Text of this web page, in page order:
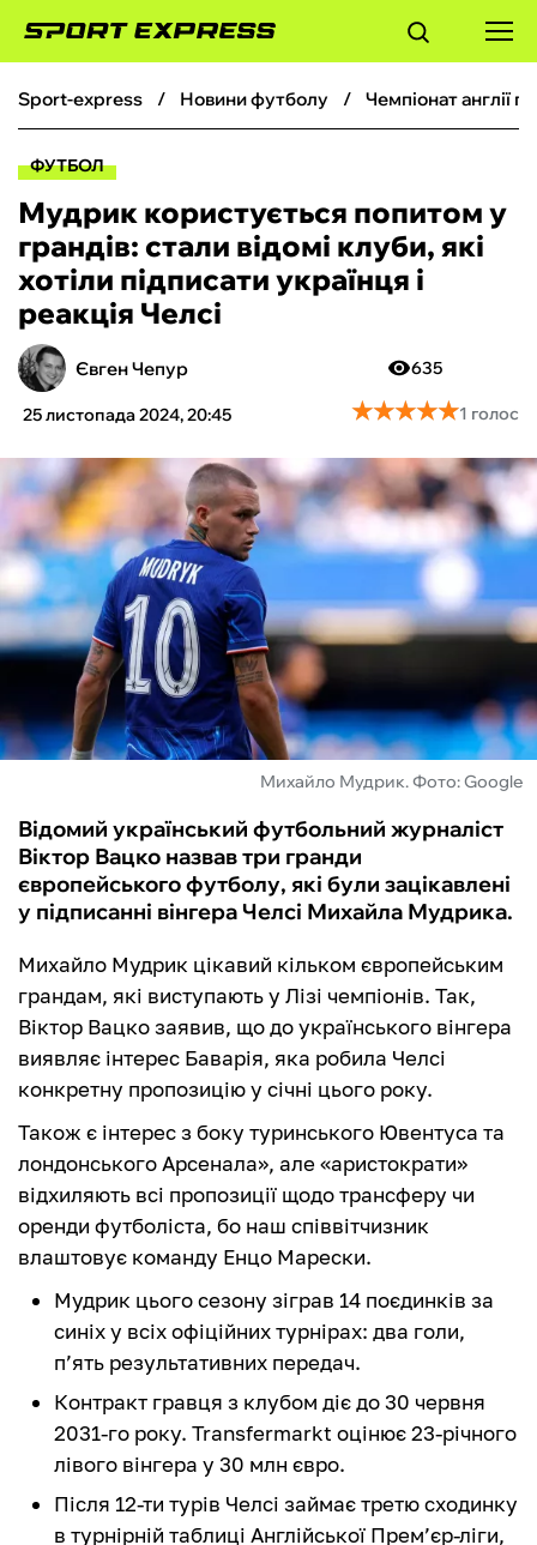
ФУТБОЛ
БОКС
ХОКЕЙ
ТЕНІС
КІБЕРСПОРТ
ЧС-2026
ФУТЗАЛ
ІНШІ
БУКМЕКЕРИ
sport-express новини футболу чемпіонат англії
ФУТБОЛ
Мудрик користується попитом у
грандів: стали відомі клуби, які
хотіли підписати українця і
реакція Челсі
Євген Чепур
25 листопада 2024, 20:45
635
★★★★★
★★★★★1 голос
Михайло Мудрик. Фото: Google
Відомий український футбольний журналіст
Віктор Вацко назвав три гранди
європейського футболу, які були зацікавлені
у підписанні вінгера Челсі Михайла Мудрика.
Михайло Мудрик цікавий кільком європейським
грандам, які виступають у Лізі чемпіонів. Так,
Віктор Вацко заявив, що до українського вінгера
виявляє інтерес Баварія, яка робила Челсі
конкретну пропозицію у січні цього року.
Також є інтерес з боку туринського Ювентуса та
лондонського Арсенала», але «аристократи»
відхиляють всі пропозиції щодо трансферу чи
оренди футболіста, бо наш співвітчизник
влаштовує команду Енцо Марески.
Мудрик цього сезону зіграв 14 поєдинків за
синіх у всіх офіційних турнірах: два голи,
п’ять результативних передач.
Контракт гравця з клубом діє до 30 червня
2031-го року. Transfermarkt оцінює 23-річного
лівого вінгера у 30 млн євро.
Після 12-ти турів Челсі займає третю сходинку
в турнірній таблиці Англійської Прем’єр-ліги,